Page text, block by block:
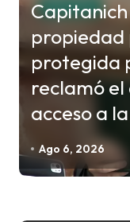
i
ó
e
POLITICA
propiedad
protegida
reclamó
acceso a
Ago 6, 2026